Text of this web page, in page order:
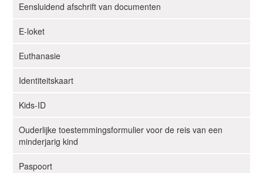
a
i
e
Eensluidend afschrift van documenten
E-loket
Euthanasie
Identiteitskaart
Kids-ID
Ouderlijke toestemmingsformulier voor de reis van een
minderjarig kind
Paspoort